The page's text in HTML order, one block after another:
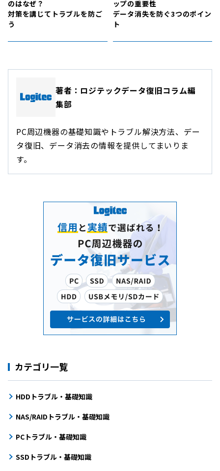
のはなぜ？
対策を講じてトラブルを防ご
う
ップの重要性
データ消失を防ぐ3つのポイン
ト
著者：ロジテックデータ復旧コラム編
集部
PC周辺機器の基礎知識やトラブル解決方法、デー
タ復旧、データ消去の情報を提供してまいりま
す。
カテゴリ一覧
HDDトラブル・基礎知識
NAS/RAIDトラブル・基礎知識
PCトラブル・基礎知識
SSDトラブル・基礎知識